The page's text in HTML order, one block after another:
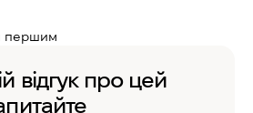
першим
відгук про цей